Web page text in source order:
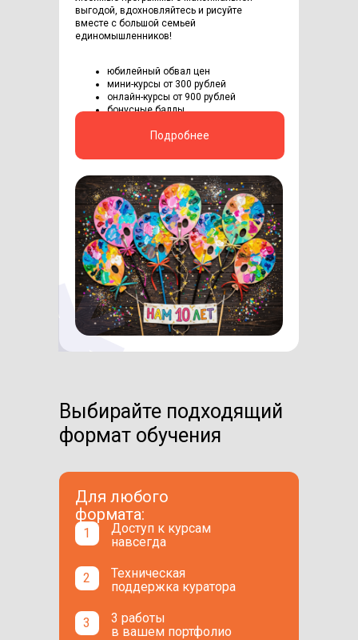
выгодой, вдохновляйтесь и рисуйте
вместе с большой семьей
единомышленников!
юбилейный обвал цен
мини-курсы от 300 рублей
онлайн-курсы от 900 рублей
бонусные баллы
Подробнее
Выбирайте подходящий
формат обучения
3 работы
в вашем портфолио
Для любого
формата:
Доступ к курсам
навсегда
3
Техническая
поддержка куратора
1
2